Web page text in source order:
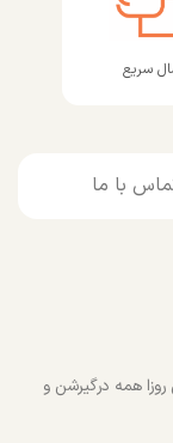
سریع
با ما
همه درگیرشن و